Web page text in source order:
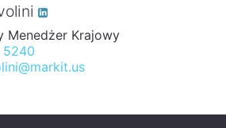
Menedżer Krajowy